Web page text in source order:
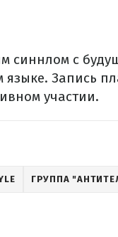
синнлом с
Запись
участии.
ГРУППА